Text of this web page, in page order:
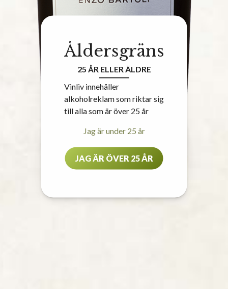
Åldersgräns
25 ÅR ELLER ÄLDRE
Vinliv innehåller
alkoholreklam som riktar sig
till alla som är över 25 år
Jag är under 25 år
JAG ÄR ÖVER 25 ÅR